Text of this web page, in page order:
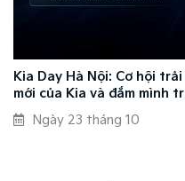
Kia Day Hà Nội: Cơ hội
mới của Kia và đắm mình
Quốc
Ngày 23 tháng 10